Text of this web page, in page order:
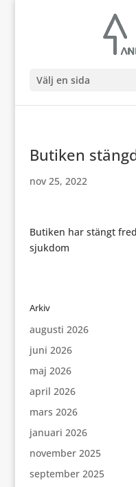
Välj en sida
Butiken
nov 25, 2022
Butiken har stängt
sjukdom
Arkiv
augusti 2026
juni 2026
maj 2026
april 2026
mars 2026
januari 2026
november 2025
september 2025